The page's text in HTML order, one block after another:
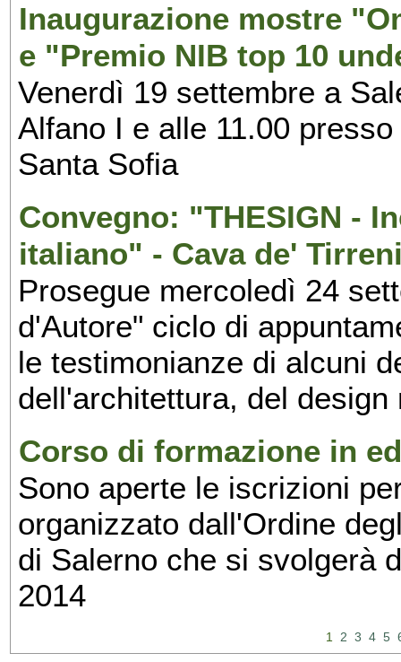
Inaugurazione mostre
e "Premio NIB top 10
Venerdì 19 settembre a
Alfano I e alle 11.00
Santa Sofia
Convegno: "THESIGN -
italiano" - Cava de'
Prosegue mercoledì 24
d'Autore" ciclo di
le testimonianze di alcuni
dell'architettura, del
Corso di formazione in
Sono aperte le iscrizioni
organizzato dall'Ordine
di Salerno che si svolgerà
2014
1 2 3 4 5